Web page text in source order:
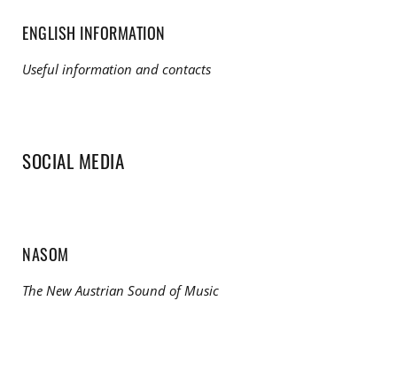
ENGLISH INFORMATION
Useful information and contacts
SOCIAL MEDIA
NASOM
The New Austrian Sound of Music